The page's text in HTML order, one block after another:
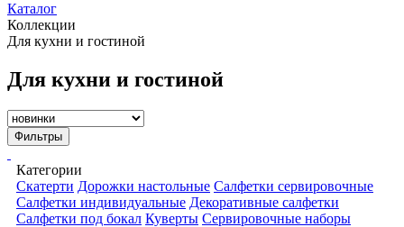
Каталог
Коллекции
Для кухни и гостиной
Для кухни и гостиной
Фильтры
Категории
Скатерти Дорожки настольные Салфетки сервировочные
Салфетки индивидуальные Декоративные салфетки
Салфетки под бокал Куверты Сервировочные наборы